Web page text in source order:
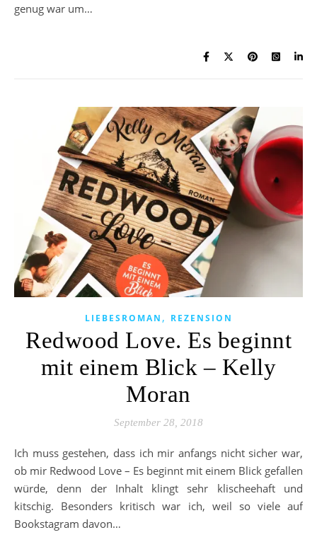
genug war um…
LIEBESROMAN , REZENSION
Redwood Love. Es beginnt
mit einem Blick – Kelly
Moran
September 28, 2018
Ich muss gestehen, dass ich mir anfangs nicht sicher war,
ob mir Redwood Love – Es beginnt mit einem Blick gefallen
würde, denn der Inhalt klingt sehr klischeehaft und
kitschig. Besonders kritisch war ich, weil so viele auf
Bookstagram davon…